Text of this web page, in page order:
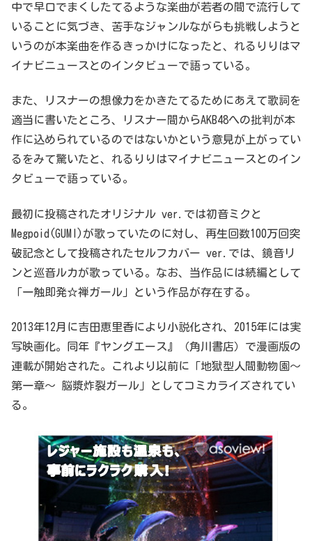
中で早口でまくしたてるような楽曲が若者の間で流行して
いることに気づき、苦手なジャンルながらも挑戦しようと
いうのが本楽曲を作るきっかけになったと、れるりりはマ
イナビニュースとのインタビューで語っている。
また、リスナーの想像力をかきたてるためにあえて歌詞を
適当に書いたところ、リスナー間からAKB48への批判が本
作に込められているのではないかという意見が上がってい
るをみて驚いたと、れるりりはマイナビニュースとのイン
タビューで語っている。
最初に投稿されたオリジナル ver.では初音ミクと
Megpoid(GUMI)が歌っていたのに対し、再生回数100万回突
破記念として投稿されたセルフカバー ver.では、鏡音リ
ンと巡音ルカが歌っている。なお、当作品には続編として
「一触即発☆禅ガール」という作品が存在する。
2013年12月に吉田恵里香により小説化され、2015年には実
写映画化。同年『ヤングエース』（角川書店）で漫画版の
連載が開始された。これより以前に「地獄型人間動物園〜
第一章〜 脳漿炸裂ガール」としてコミカライズされてい
る。